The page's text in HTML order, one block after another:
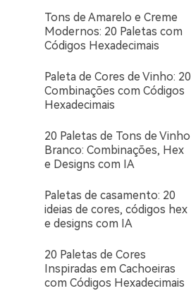
Tons de Amarelo e Creme
Modernos: 20 Paletas com
Códigos Hexadecimais
Paleta de Cores de Vinho: 20
Combinações com Códigos
Hexadecimais
20 Paletas de Tons de Vinho
Branco: Combinações, Hex
e Designs com IA
Paletas de casamento: 20
ideias de cores, códigos hex
e designs com IA
20 Paletas de Cores
Inspiradas em Cachoeiras
com Códigos Hexadecimais